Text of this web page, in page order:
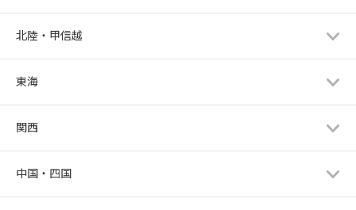
北陸・甲信越
東海
関西
中国・四国